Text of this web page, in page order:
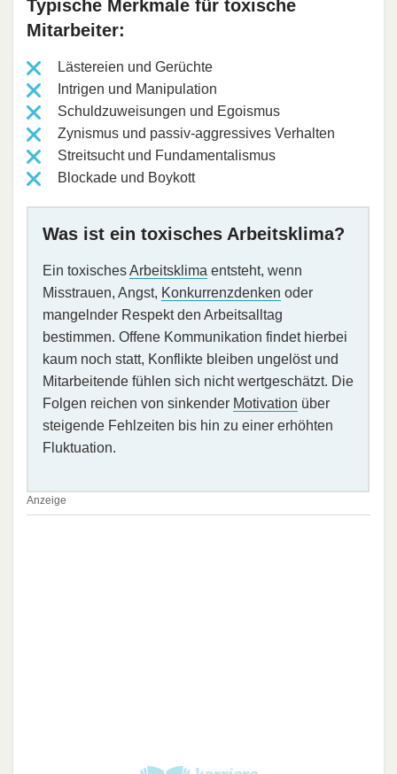
Typische Merkmale für toxische
Mitarbeiter:
Lästereien und Gerüchte
Intrigen und Manipulation
Schuldzuweisungen und Egoismus
Zynismus und passiv-aggressives Verhalten
Streitsucht und Fundamentalismus
Blockade und Boykott
Was ist ein toxisches Arbeitsklima?
Ein toxischesArbeitsklima entsteht, wenn
Misstrauen, Angst, Konkurrenzdenken oder
mangelnder Respekt den Arbeitsalltag
bestimmen. Offene Kommunikation findet hierbei
kaum noch statt, Konflikte bleiben ungelöst und
Mitarbeitende fühlen sich nicht wertgeschätzt. Die
Folgen reichen von sinkender Motivation über
steigende Fehlzeiten bis hin zu einer erhöhten
Fluktuation.
Anzeige